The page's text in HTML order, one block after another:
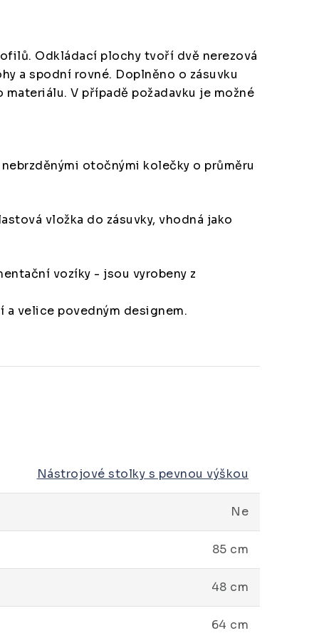
Odkládací plochy tvoří dvě nerezová
a spodní rovné. Doplněno o zásuvku
V případě požadavku je možné
otočnými kolečky o průměru
vložka do zásuvky, vhodná jako
vozíky - jsou vyrobeny z
velice povedným designem.
Nástrojové stolky s pevnou výškou
Ne
85 cm
48 cm
64 cm